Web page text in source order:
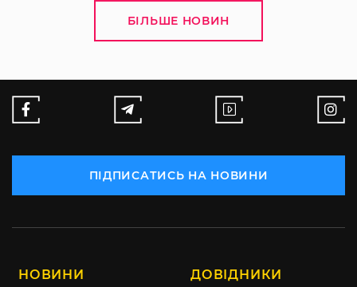
БІЛЬШЕ НОВИН
ПІДПИСАТИСЬ НА НОВИНИ
НОВИНИ ДОВІДНИКИ